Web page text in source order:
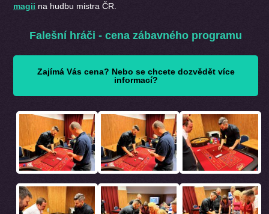
magii na hudbu mistra ČR.
Falešní hráči - cena zábavného programu
Zajímá Vás cena? Nebo se chcete dozvědět více
informací?